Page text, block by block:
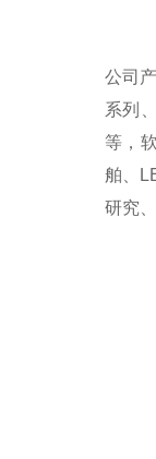
公司
系列
等，
舶、
研究